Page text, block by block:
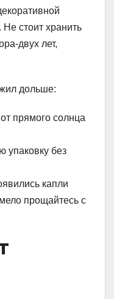
Не стоит хранить
двух лет,
дольше:
прямого солнца
упаковку без
капли
прощайтесь с